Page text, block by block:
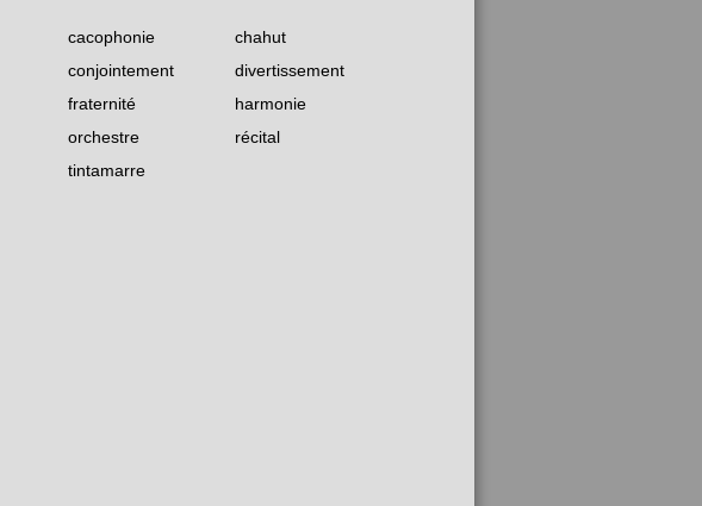
cacophonie
chahut
conjointement
divertissement
fraternité
harmonie
orchestre
récital
tintamarre